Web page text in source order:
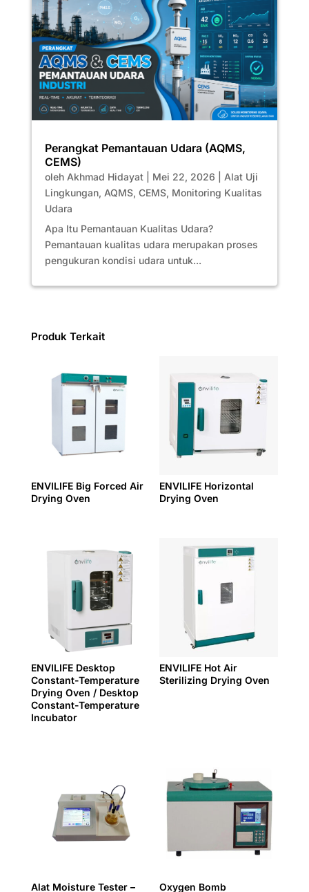
Perangkat Pemantauan Udara (AQMS,
CEMS)
oleh Akhmad Hidayat| Mei 22, 2026
Alat Uji
Lingkungan, AQMS, CEMS, Monitoring Kualitas
Udara
Apa Itu Pemantauan Kualitas Udara?
Pemantauan kualitas udara merupakan proses
pengukuran kondisi udara untuk...
Produk Terkait
ENVILIFE Big Forced Air
Drying Oven
ENVILIFE Horizontal
Drying Oven
ENVILIFE Desktop
Constant-Temperature
Drying Oven / Desktop
Constant-Temperature
Incubator
ENVILIFE Hot Air
Sterilizing Drying Oven
Alat Moisture Tester –
Oxygen Bomb